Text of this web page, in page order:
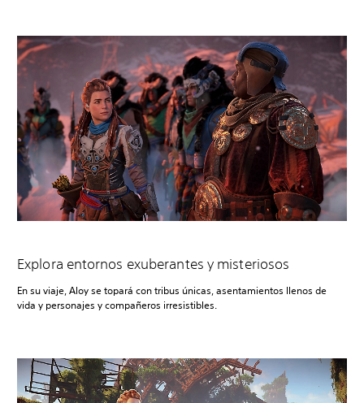
Explora entornos exuberantes y misteriosos
En su viaje, Aloy se topará con tribus únicas, asentamientos llenos de
vida y personajes y compañeros irresistibles.